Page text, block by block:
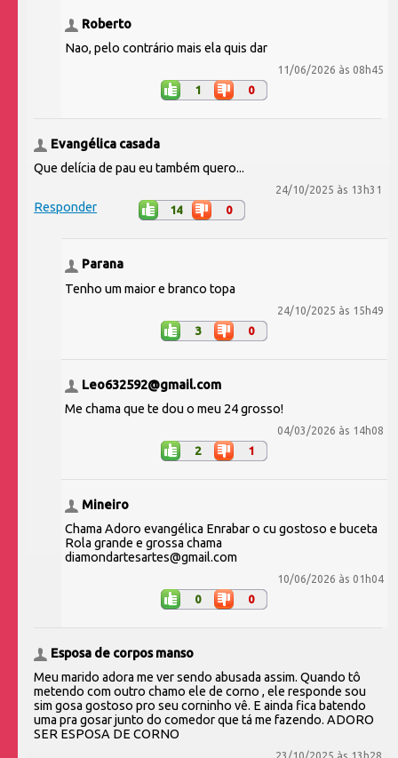
Roberto
Nao, pelo contrário mais ela quis dar
11/06/2026 às 08h45
1 0
Evangélica casada
Que delícia de pau eu também quero...
24/10/2025 às 13h31
Responder 14 0
Parana
Tenho um maior e branco topa
24/10/2025 às 15h49
3 0
Leo632592@gmail.com
Me chama que te dou o meu 24 grosso!
04/03/2026 às 14h08
2 1
Mineiro
Chama Adoro evangélica Enrabar o cu gostoso e buceta
Rola grande e grossa chama
diamondartesartes@gmail.com
10/06/2026 às 01h04
0 0
Esposa de corpos manso
Meu marido adora me ver sendo abusada assim. Quando tô
metendo com outro chamo ele de corno , ele responde sou
sim gosa gostoso pro seu corninho vê. E ainda fica batendo
uma pra gosar junto do comedor que tá me fazendo. ADORO
SER ESPOSA DE CORNO